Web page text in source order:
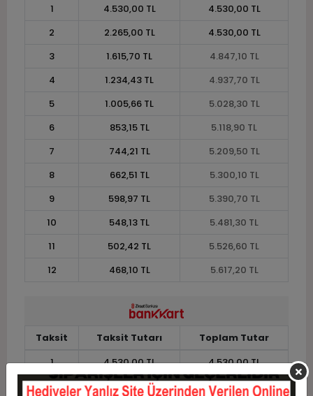
1
4.530,00 TL
4.530,00 TL
2
2.265,00 TL
4.530,00 TL
3
1.615,70 TL
4.847,10 TL
4
1.234,43 TL
4.937,70 TL
5
1.005,66 TL
5.028,30 TL
6
853,15 TL
5.118,90 TL
7
744,21 TL
5.209,50 TL
8
662,51 TL
5.300,10 TL
9
598,97 TL
5.390,70 TL
10
548,13 TL
5.481,30 TL
11
502,42 TL
5.526,60 TL
12
468,10 TL 5.617,20 TL
Taksit Taksit Tutarı
Toplam Tutar
1
4.530,00 TL
4.530,00 TL
2
2.265,00 TL
4.530,00 TL